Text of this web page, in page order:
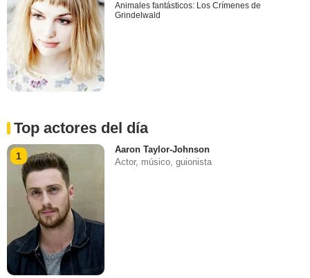
Animales fantásticos: Los Crímenes de
Grindelwald
Top actores del día
1
Aaron Taylor-Johnson
Actor, músico, guionista